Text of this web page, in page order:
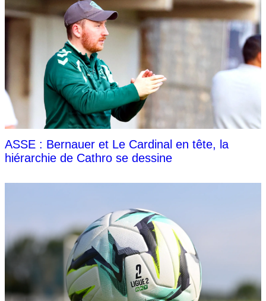
ASSE : Bernauer et Le Cardinal en tête, la
hiérarchie de Cathro se dessine